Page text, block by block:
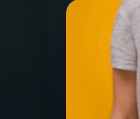
PROGRAMAS
PODCASTS